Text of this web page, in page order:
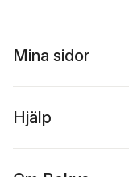
Mina sidor
Hjälp